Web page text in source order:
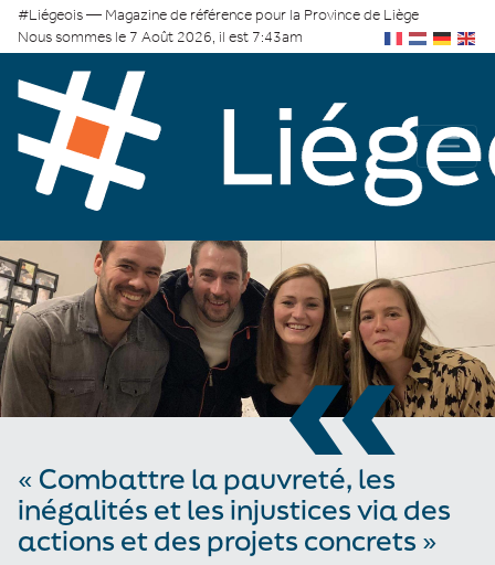
#Liégeois — Magazine de référence pour la Province de Liège
Nous sommes le 7 Août 2026, il est 7:43am
«
« Combattre la pauvreté, les
inégalités et les injustices via des
actions et des projets concrets »